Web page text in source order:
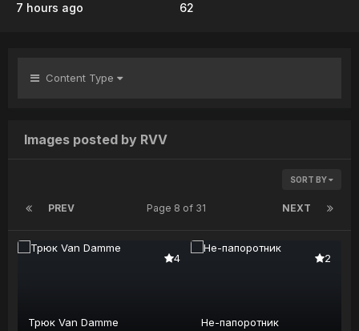
7 hours ago 62
Content Type
Images posted by RVV
SORT BY
PREV NEXT
Page 8 of 31
4
Трюк Van Damme
2
Не-папоротник